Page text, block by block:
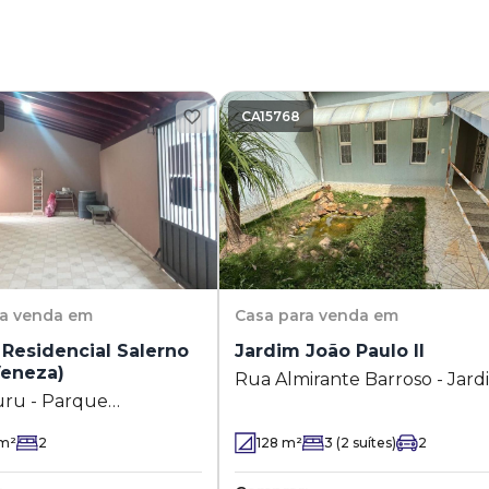
venda em
Salerno
- Parque
2
CA15768
Casa para venda em
Jardim João Paulo II
Rua Almirante Barroso -
128 m² 3 (2 suítes) 2